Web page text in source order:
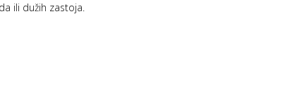
ili dužih zastoja.